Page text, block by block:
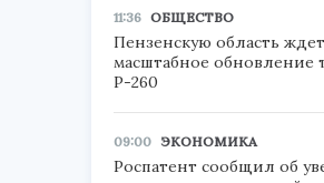
11:36 ОБЩЕСТВО
Пензенскую область ждет
масштабное обновление
Р-260
09:00 ЭКОНОМИКА
Роспатент сообщил об